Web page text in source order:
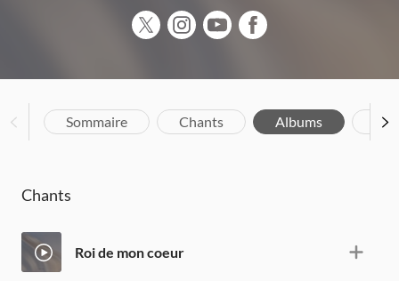
Sommaire Chants Albums
Chants
Roi de mon coeur